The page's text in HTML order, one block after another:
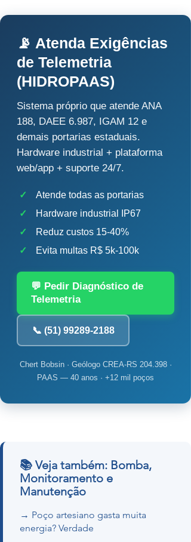
📡 Atenda Exigências
de Telemetria
(HIDROPAAS)
Sistema próprio que atende ANA
188, DAEE 6.987, IGAM 12 e
demais portarias estaduais.
Hardware industrial + plataforma
web/app + suporte 24/7.
✓
Atende todas as portarias
✓
Hardware industrial IP67
✓
Reduz custos 15-40%
✓
Evita multas R$ 5k-100k
💬 Pedir Diagnóstico de
Telemetria
📞 (51) 99289-2188
Chert Bobsin · Geólogo CREA-RS 204.398 ·
PAAS — 40 anos · +12 mil poços
📚 Veja também: Bomba,
Monitoramento e
Manutenção
→ Poço artesiano gasta muita
energia? Verdade